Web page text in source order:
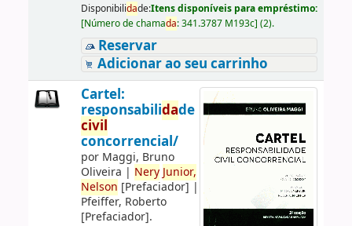
Disponibilidade:Itens disponíveis para empréstimo:
[Número de chamada:341.3787 M193c] (2).
Reservar
Adicionar ao seu carrinho
Cartel:
responsabilidade
civil
concorrencial/
por Maggi, Bruno
Oliveira | Nery Junior,
Nelson [Prefaciador] |
Pfeiffer, Roberto
[Prefaciador].